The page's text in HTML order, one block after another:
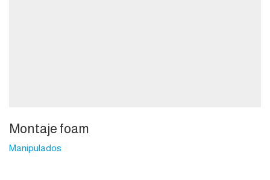
Montaje foam
Manipulados